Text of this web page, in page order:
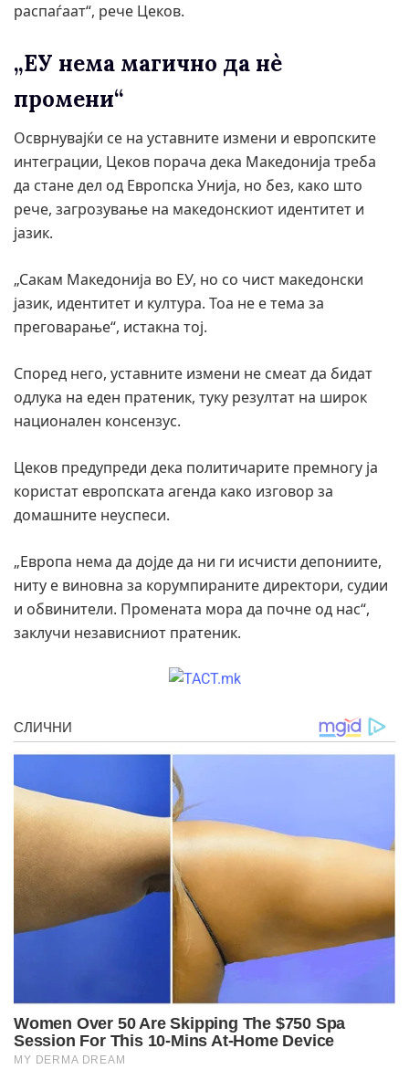
распаѓаат“, рече Цеков.
„ЕУ нема магично да нè
промени“
Осврнувајќи се на уставните измени и европските
интеграции, Цеков порача дека Македонија треба
да стане дел од Европска Унија, но без, како што
рече, загрозување на македонскиот идентитет и
јазик.
„Сакам Македонија во ЕУ, но со чист македонски
јазик, идентитет и култура. Тоа не е тема за
преговарање“, истакна тој.
Според него, уставните измени не смеат да бидат
одлука на еден пратеник, туку резултат на широк
национален консензус.
Цеков предупреди дека политичарите премногу ја
користат европската агенда како изговор за
домашните неуспеси.
„Европа нема да дојде да ни ги исчисти депониите,
ниту е виновна за корумпираните директори, судии
и обвинители. Промената мора да почне од нас“,
заклучи независниот пратеник.